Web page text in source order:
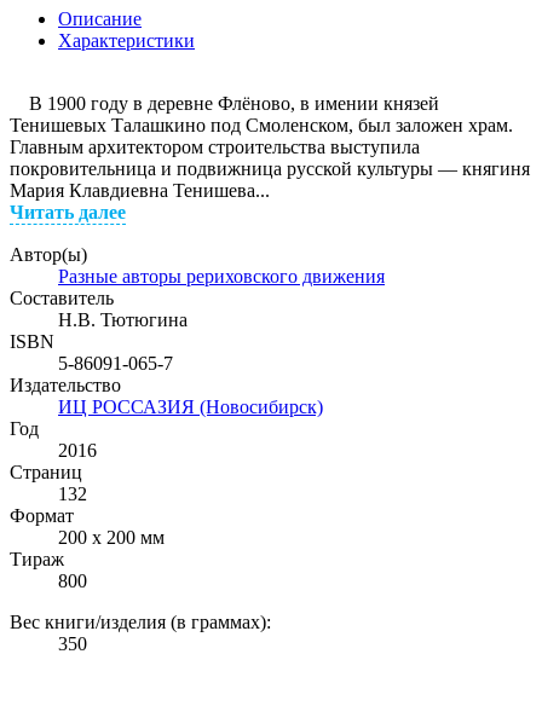
Описание
Характеристики
В 1900 году в деревне Флёново, в имении князей
Тенишевых Талашкино под Смоленском, был заложен храм.
Главным архитектором строительства выступила
покровительница и подвижница русской культуры — княгиня
Мария Клавдиевна Тенишева...
Читать далее
Автор(ы)
Разные авторы рериховского движения
Составитель
Н.В. Тютюгина
ISBN
5-86091-065-7
Издательство
ИЦ РОССАЗИЯ (Новосибирск)
Год
2016
Страниц
132
Формат
200 x 200 мм
Тираж
800
Вес книги/изделия (в граммах):
350